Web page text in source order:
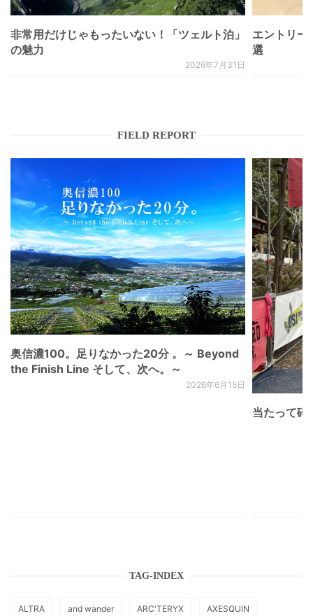
非常用だけじゃもったいない！「ツェルト泊」
の魅力
2026年7月31日
エントリー
選
FIELD REPORT
奥信濃100。足りなかった20分 。～ Beyond
the Finish Line そして、次へ。～
2026年6月15日
当たって砕
TAG-INDEX
ALTRA and wander ARC'TERYX AXESQUIN